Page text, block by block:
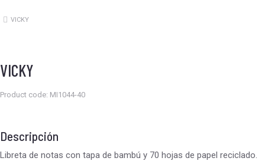
Estás aquí:
VICKY
VICKY
Product code: MI1044-40
Descripción
Libreta de notas con tapa de bambú y 70 hojas de papel reciclado.